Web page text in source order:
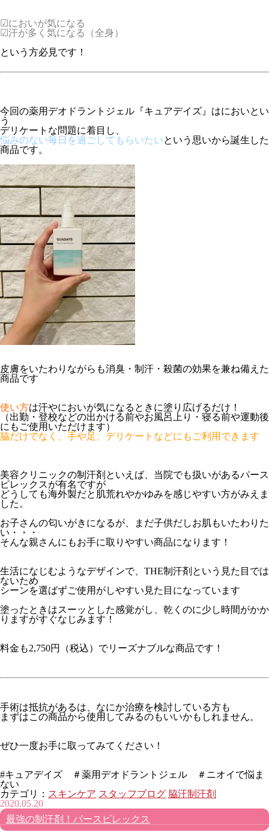
☑においが気になる
☑汗が多く気になる（全身）
という方必見です！
今回の薬用デオドラントジェル『キュアデイズ』はにおいとい
う
デリケートな問題に着目し、
悩みのない毎日を過ごしてもらいたいという思いから誕生した
商品です。
皮膚をいたわりながらも消臭・制汗・殺菌の効果を兼ね備えた
商品です
使い方は汗やにおいが気になるときに塗り広げるだけ！
（出勤・登校などの出かける前やお風呂上り・寝る前や運動後
にもご使用いただけます）
脇だけでなく、手や足、デリケートなどにもご利用できます
美容クリニックの制汗剤といえば、当院でも扱いがあるパース
ピレックスが有名ですが
どうしても海外製だと肌荒れやかゆみを感じやすい方がみえま
した。
お子さんの匂いがきになるが、まだ子供だしお肌もいたわりた
い・・・
そんな親さんにもお手に取りやすい商品になります！
生活になじむようなデザインで、 THE制汗剤 という見た目では
ないため
シーンを選ばずご使用がしやすい見た目になっています
塗ったときはスーッとした感覚がし、乾くのに少し時間がかか
りますがすぐなじみます！
料金も2,750円（税込）でリーズナブルな商品です！
手術は抵抗があるは、なにか治療を検討している方も
まずはこの商品から使用してみるのもいいかもしれません。
ぜひ一度お手に取ってみてください！
#キュアデイズ ＃薬用デオドラントジェル ＃ニオイで悩ま
ない
カテゴリ： スキンケア スタッフブログ 脇汗制汗剤
2020.05.20
最強の制汗剤！パースピレックス